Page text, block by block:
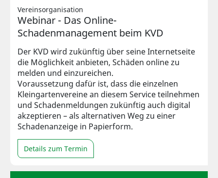
Vereinsorganisation
Webinar - Das Online-
Schadenmanagement beim KVD
Der KVD wird zukünftig über seine Internetseite
die Möglichkeit anbieten, Schäden online zu
melden und einzureichen.
Voraussetzung dafür ist, dass die einzelnen
Kleingartenvereine an diesem Service teilnehmen
und Schadenmeldungen zukünftig auch digital
akzeptieren – als alternativen Weg zu einer
Schadenanzeige in Papierform.
Details zum Termin